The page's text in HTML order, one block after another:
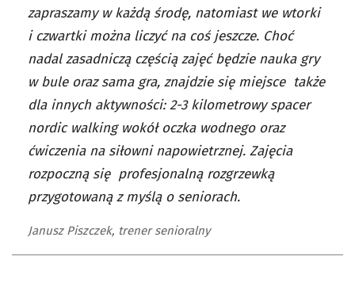
zapraszamy w każdą środę, natomiast we wtorki
i czwartki można liczyć na coś jeszcze. Choć
nadal zasadniczą częścią zajęć będzie nauka gry
w bule oraz sama gra, znajdzie się miejsce także
dla innych aktywności: 2-3 kilometrowy spacer
nordic walking wokół oczka wodnego oraz
ćwiczenia na siłowni napowietrznej. Zajęcia
rozpoczną się profesjonalną rozgrzewką
przygotowaną z myślą o seniorach.
Janusz Piszczek, trener senioralny